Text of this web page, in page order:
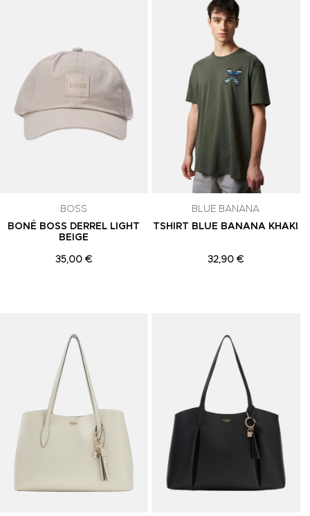
Adicionar aos Favoritos
BOSS
BONÉ BOSS DERREL LIGHT
BEIGE
35,00 €
BLUE BANANA
TSHIRT BLUE BANANA KHAKI
32,90 €